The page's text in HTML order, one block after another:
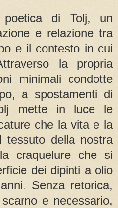
di Tolj, un
e relazione tra
e il contesto in cui
la propria
minimali condotte
a spostamenti di
mette in luce le
che la vita e la
tessuto della nostra
craquelure che si
dei dipinti a olio
Senza retorica,
e necessario,